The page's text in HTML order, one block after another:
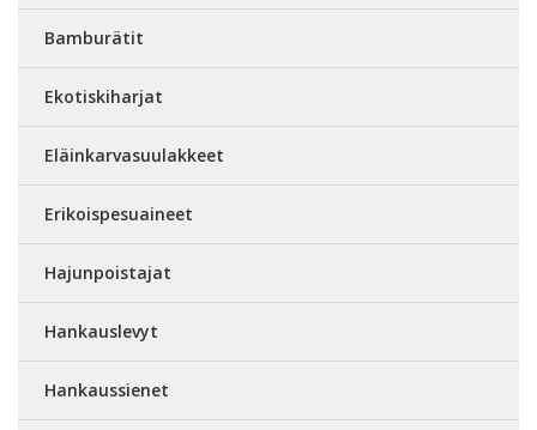
Bamburätit
Ekotiskiharjat
Eläinkarvasuulakkeet
Erikoispesuaineet
Hajunpoistajat
Hankauslevyt
Hankaussienet